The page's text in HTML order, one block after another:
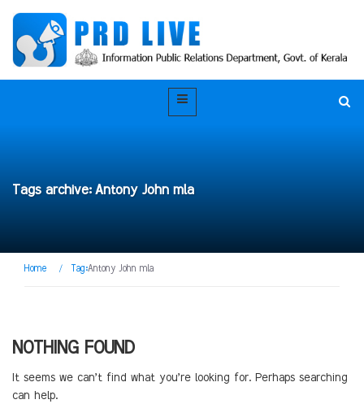
Tags archive: Antony John mla
Home / Tag:Antony John mla
NOTHING FOUND
It seems we can’t find what you’re looking for. Perhaps searching
can help.